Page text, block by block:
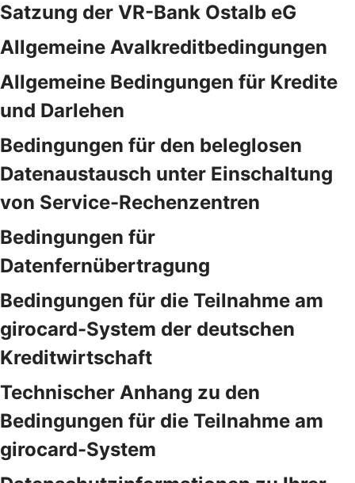
Satzung der VR-Bank Ostalb eG
Allgemeine Avalkreditbedingungen
Allgemeine Bedingungen für Kredite
und Darlehen
Bedingungen für den beleglosen
Datenaustausch unter Einschaltung
von Service-Rechenzentren
Bedingungen für
Datenfernübertragung
Bedingungen für die Teilnahme am
girocard-System der deutschen
Kreditwirtschaft
Technischer Anhang zu den
Bedingungen für die Teilnahme am
girocard-System